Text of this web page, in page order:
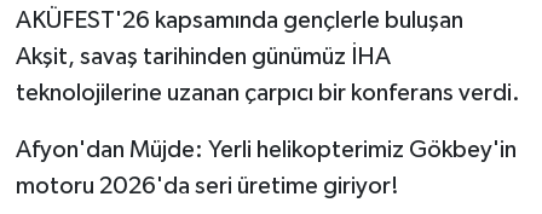
AKÜFEST'26 kapsamında gençlerle buluşan
Akşit, savaş tarihinden günümüz İHA
teknolojilerine uzanan çarpıcı bir konferans verdi.
Afyon'dan Müjde: Yerli helikopterimiz Gökbey'in
motoru 2026'da seri üretime giriyor!